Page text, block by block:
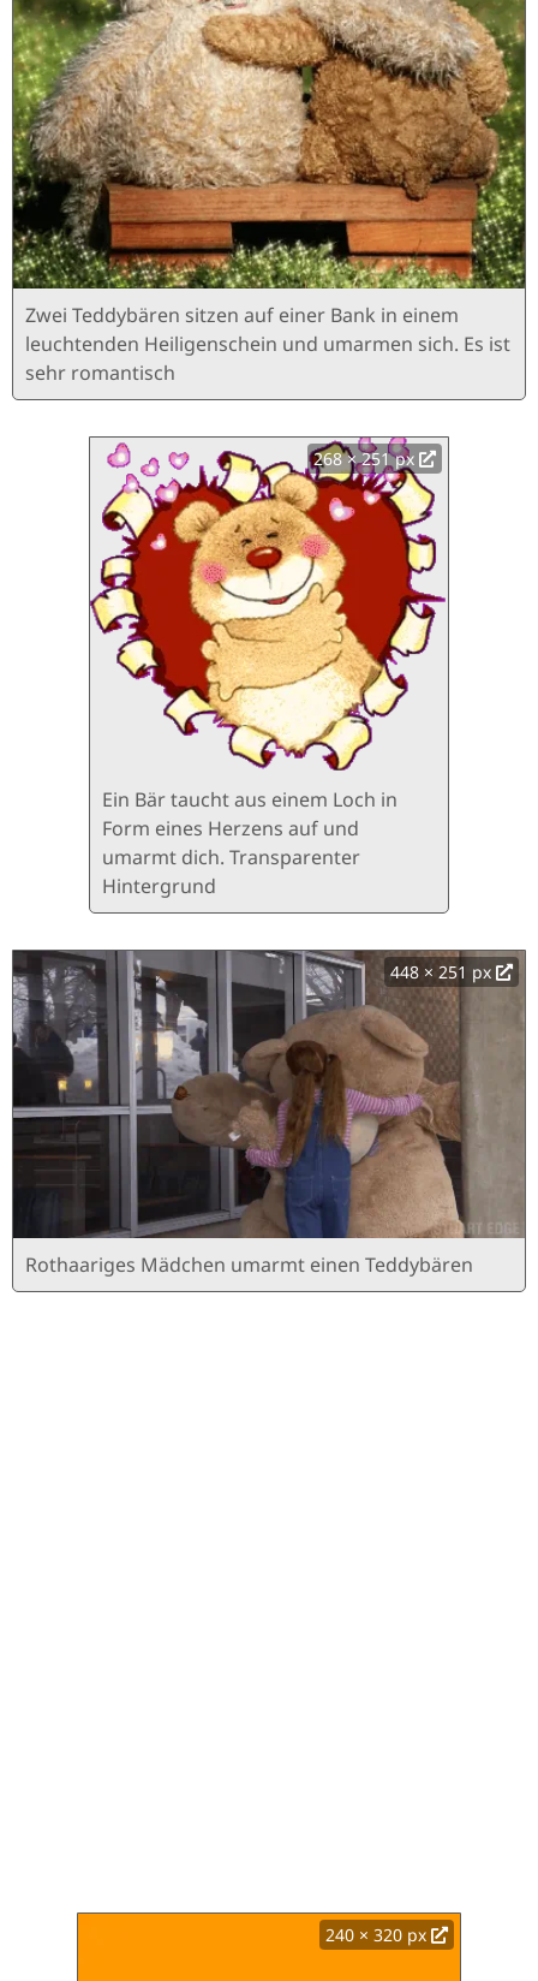
Zwei Teddybären sitzen auf einer Bank in einem
leuchtenden Heiligenschein und umarmen sich. Es ist
sehr romantisch
268 × 251 px
Ein Bär taucht aus einem Loch in
Form eines Herzens auf und
umarmt dich. Transparenter
Hintergrund
448 × 251 px
Rothaariges Mädchen umarmt einen Teddybären
240 × 320 px